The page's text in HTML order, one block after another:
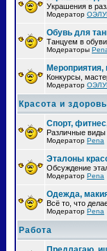
Украшения в
Модератор
Обувь для
Танцуем в
Модераторы
Конкурсы,
Модератор
Красота и
Спорт,
Различные
Модератор Pena
Эталоны
Обсуждение
Модератор Pena
Одежда,
Всё то, что
Модератор Pena
Работа